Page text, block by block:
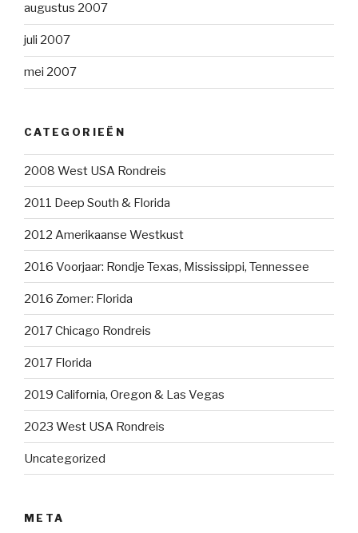
augustus 2007
juli 2007
mei 2007
CATEGORIEËN
2008 West USA Rondreis
2011 Deep South & Florida
2012 Amerikaanse Westkust
2016 Voorjaar: Rondje Texas, Mississippi, Tennessee
2016 Zomer: Florida
2017 Chicago Rondreis
2017 Florida
2019 California, Oregon & Las Vegas
2023 West USA Rondreis
Uncategorized
META